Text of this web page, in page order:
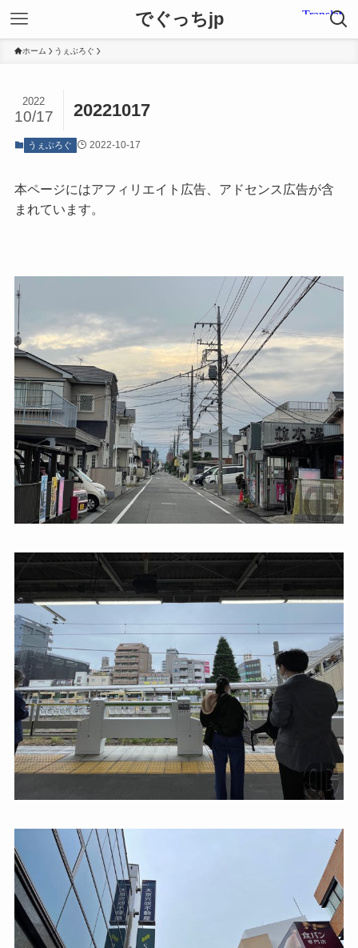
でぐっちjp
ホーム うぇぶろぐ
20221017
2022
10/17
うぇぶろぐ 2022-10-17
本ページにはアフィリエイト広告、アドセンス広告が含
まれています。